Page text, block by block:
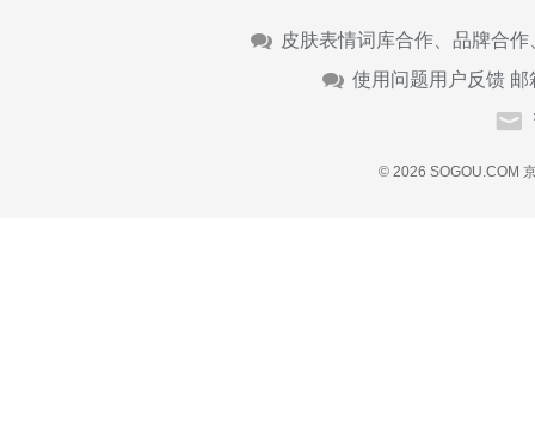
皮肤表情词库合作、品牌合
使用问题用户反馈 邮
© 2026 SOGOU.COM